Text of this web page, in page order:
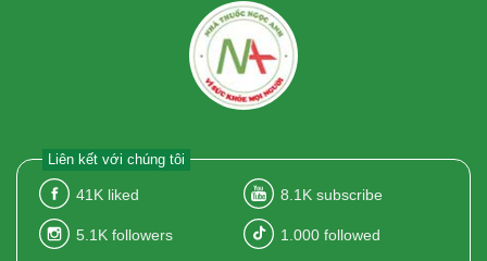
Liên kết với chúng tôi
41K liked 8.1K subscribe
5.1K followers 1.000 followed